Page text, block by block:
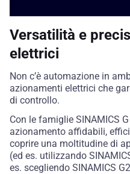
Versatilità e
elettrici
Non c’è automazione in
azionamenti elettrici che
di controllo.
Con le famiglie SINAMICS
azionamento affidabili,
coprire una moltitudine di
(ed es. utilizzando
es. scegliendo SINAMICS